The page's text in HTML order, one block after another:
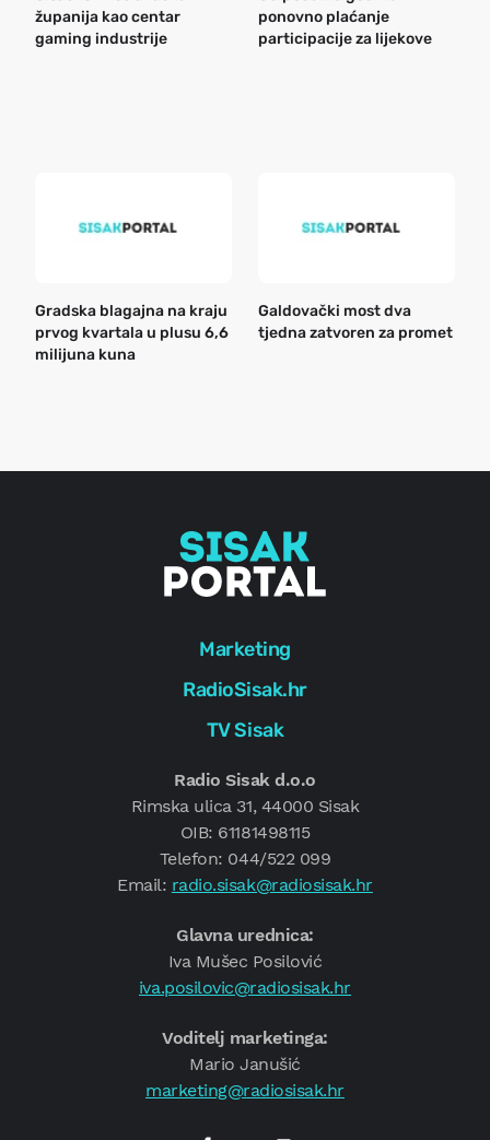
županija kao centar
gaming industrije
ponovno plaćanje
participacije za lijekove
Gradska blagajna na kraju
prvog kvartala u plusu 6,6
milijuna kuna
Galdovački most dva
tjedna zatvoren za promet
Marketing
RadioSisak.hr
TV Sisak
Radio Sisak d.o.o
Rimska ulica 31, 44000 Sisak
OIB: 61181498115
Telefon: 044/522 099
Email: radio.sisak@radiosisak.hr
Glavna urednica:
Iva Mušec Posilović
iva.posilovic@radiosisak.hr
Voditelj marketinga:
Mario Janušić
marketing@radiosisak.hr